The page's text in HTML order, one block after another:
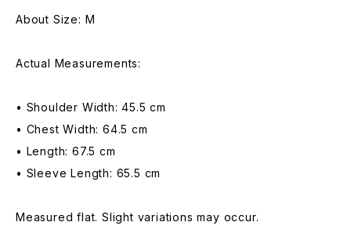
About Size: M
Actual Measurements:
• Shoulder Width: 45.5 cm
• Chest Width: 64.5 cm
• Length: 67.5 cm
• Sleeve Length: 65.5 cm
Measured flat. Slight variations may occur.